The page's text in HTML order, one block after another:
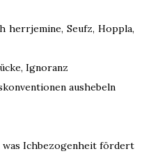
herrjemine, Seufz, Hoppla,
Ignoranz
aushebeln
was Ichbezogenheit fördert